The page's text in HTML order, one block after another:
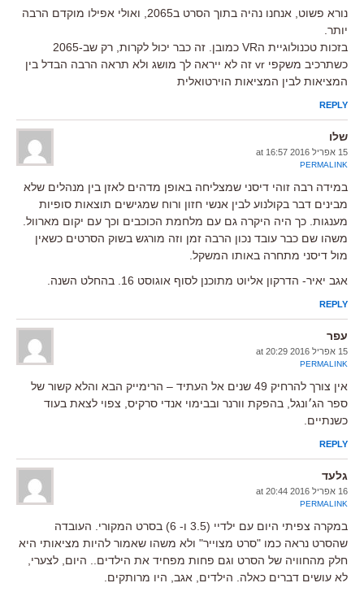
נורא פשוט, אנחנו נהיה בתוך הסרט ב2065, ואולי אפילו מוקדם הרבה
יותר.
בזכות טכנולוגיית הVR כמובן. זה כבר יכול לקרות, רק שב-2065
כשתרכיב משקפי vr זה לא ייראה לך מושג ולא תראה הרבה הבדל בין
המציאות לבין המציאות הוירטואלית
REPLY
שלו
15 אפריל 2016 at 16:57
PERMALINK
במידה רבה זוהי דיסני שמצליחה באופן מדהים לאזן בין מנהלים שלא
מבינים דבר בקולנוע לבין אנשי חזון ורוח שמגישים תוצאות סופיות
מענגות. כך היה היקרה גם עם מלחמת הכוכבים וכך עם יקום מארוול.
משהו שם כבר עובד נכון הרבה זמן וזה מורגש בשוק הסרטים כשאין
מול דיסני מתחרה באותו המשקל.
אגב יאיר- הדרקון אליוט מתוכנן לסוף אוגוסט 16. בהחלט השנה.
REPLY
עפר
15 אפריל 2016 at 20:29
PERMALINK
אין צורך להרחיק 49 שנים אל העתיד – הרימייק הבא והלא קשור של
ספר הג׳ונגל, בהפקת וורנר ובבימוי אנדי סרקיס, צפוי לצאת בעוד
כשנתיים.
REPLY
גלעד
16 אפריל 2016 at 20:44
PERMALINK
במקרה צפיתי היום עם ילדיי (3.5 ו- 6) בסרט המקורי. העובדה
שהסרט נראה כמו "סרט מצוייר" ולא משהו שאמור להיות מציאותי היא
חלק מהחוויה של הסרט וגם פחות מפחיד את הילדים.. היום, לצערי,
לא עושים דברים כאלה. הילדים, אגב, היו מרותקים.